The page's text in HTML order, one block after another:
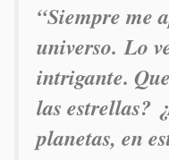
“Siempre me
universo. Lo
intrigante.
las estrellas?
planetas, en